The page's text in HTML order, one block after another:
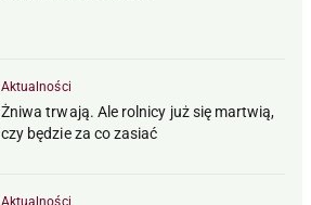
Aktualności
Żniwa trwają. Ale rolnicy już się martwią,
czy będzie za co zasiać
Aktualności